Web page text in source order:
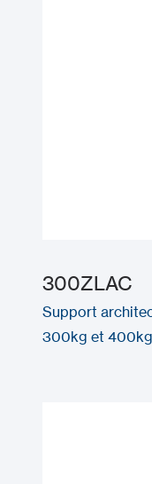
300ZLAC
Support
300kg et 400kg